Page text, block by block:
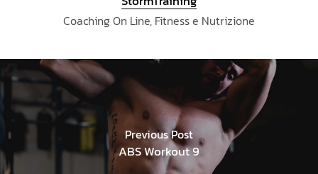
Coaching On Line, Fitness e Nutrizione
Previous Post
ABS Workout 9